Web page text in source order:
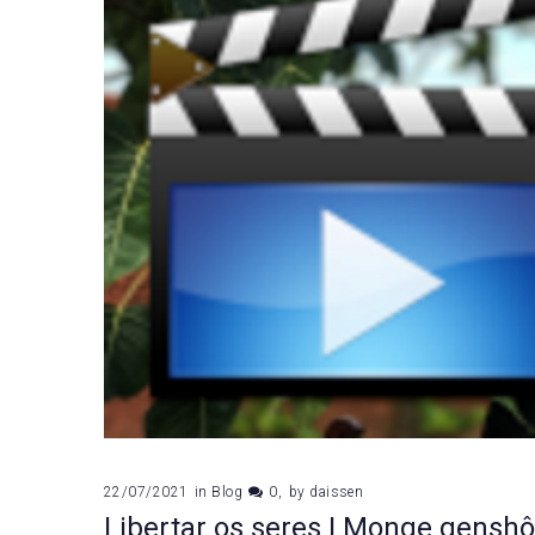
22/07/2021 in Blog 0 by daissen
Libertar os seres | Monge genshô